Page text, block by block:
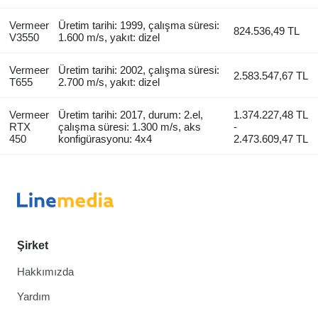
Vermeer
V3550
Üretim tarihi: 1999, çalışma süresi:
1.600 m/s, yakıt: dizel
824.536,49 TL
Vermeer
T655
Üretim tarihi: 2002, çalışma süresi:
2.700 m/s, yakıt: dizel
2.583.547,67 TL
Vermeer
RTX
450
Üretim tarihi: 2017, durum: 2.el,
çalışma süresi: 1.300 m/s, aks
konfigürasyonu: 4x4
1.374.227,48 TL
-
2.473.609,47 TL
Şirket
Hakkımızda
Yardım